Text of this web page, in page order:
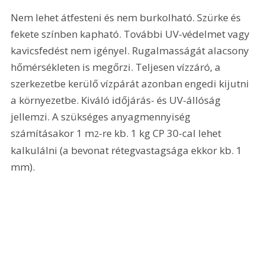
Nem lehet átfesteni és nem burkolható. Szürke és
fekete színben kapható. További UV-védelmet vagy
kavicsfedést nem igényel. Rugalmasságát alacsony
hőmérsékleten is megőrzi. Teljesen vízzáró, a
szerkezetbe kerülő vízpárát azonban engedi kijutni
a környezetbe. Kiváló időjárás- és UV-állóság
jellemzi. A szükséges anyagmennyiség
számításakor 1 m2-re kb. 1 kg CP 30-cal lehet
kalkulálni (a bevonat rétegvastagsága ekkor kb. 1
mm).